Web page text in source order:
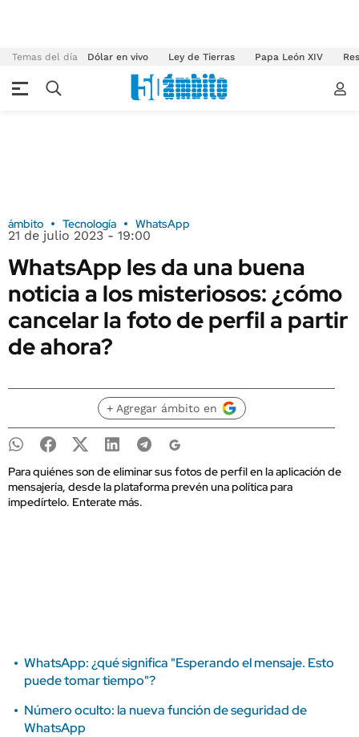
Temas del día Dólar en vivo Ley de Tierras Papa León XIV
ámbito Tecnología WhatsApp
21 de julio 2023 - 19:00
WhatsApp les da una buena
noticia a los misteriosos: ¿cómo
cancelar la foto de perfil a partir
de ahora?
+ Agregar ámbito en
Para quiénes son de eliminar sus fotos de perfil en la aplicación de
mensajería, desde la plataforma prevén una política para
impedírtelo. Enterate más.
WhatsApp: ¿qué significa "Esperando el mensaje. Esto
puede tomar tiempo"?
Número oculto: la nueva función de seguridad de
WhatsApp